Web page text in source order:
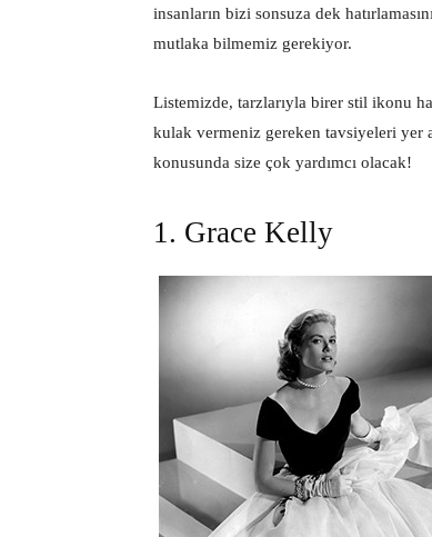
insanların bizi sonsuza dek
mutlaka bilmemiz gerekiyor.
Listemizde, tarzlarıyla birer stil ikonu
kulak vermeniz gereken tavsiyeleri yer
konusunda size çok yardımcı olacak!
1. Grace Kelly